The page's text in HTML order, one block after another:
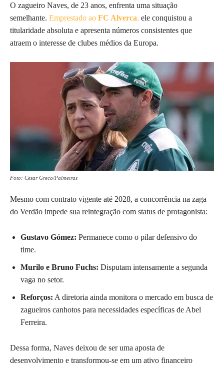
O zagueiro Naves, de 23 anos, enfrenta uma situação
semelhante. Emprestado ao FC Alverca, ele conquistou a
titularidade absoluta e apresenta números consistentes que
atraem o interesse de clubes médios da Europa.
Foto: Cesar Greco/Palmeiras
Mesmo com contrato vigente até 2028, a concorrência na zaga
do Verdão impede sua reintegração com status de protagonista:
Gustavo Gómez: Permanece como o pilar defensivo do
time.
Murilo e Bruno Fuchs: Disputam intensamente a segunda
vaga no setor.
Reforços: A diretoria ainda monitora o mercado em busca de
zagueiros canhotos para necessidades específicas de Abel
Ferreira.
Dessa forma, Naves deixou de ser uma aposta de
desenvolvimento e transformou-se em um ativo financeiro